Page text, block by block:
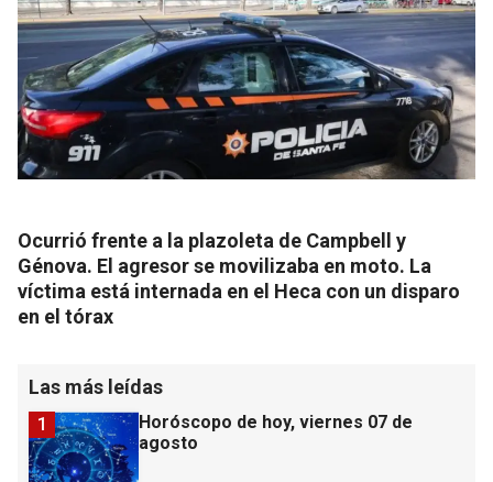
Ocurrió frente a la plazoleta de Campbell y
Génova. El agresor se movilizaba en moto. La
víctima está internada en el Heca con un disparo
en el tórax
Las más leídas
Horóscopo de hoy, viernes 07 de
agosto
1